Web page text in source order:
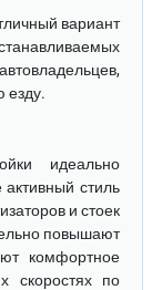
вариант
езду.
идеально
активный стиль
и стоек
повышают
комфортное
скоростях по